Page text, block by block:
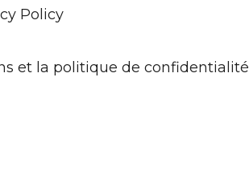
Policy
et la politique de confidentialité